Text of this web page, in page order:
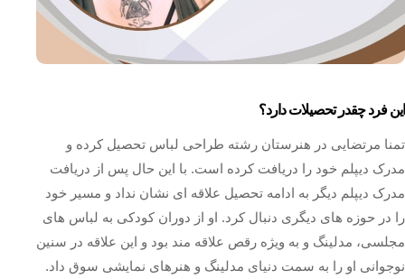
این فرد چقدر تحصیلات دارد؟
تمنا مرتضایی در هنرستان رشته طراحی لباس تحصیل کرده و
مدرک دیپلم خود را دریافت کرده است. با این حال پس از دریافت
مدرک دیپلم دیگر به ادامه تحصیل علاقه‌ ای نشان نداد و مسیر خود
را در حوزه‌ های دیگری دنبال کرد. او از دوران کودکی به لباس‌ های
مجلسی، مدلینگ و به‌ ویژه رقص علاقه‌ مند بود و این علاقه در سنین
نوجوانی او را به سمت دنیای مدلینگ و هنرهای نمایشی سوق داد.